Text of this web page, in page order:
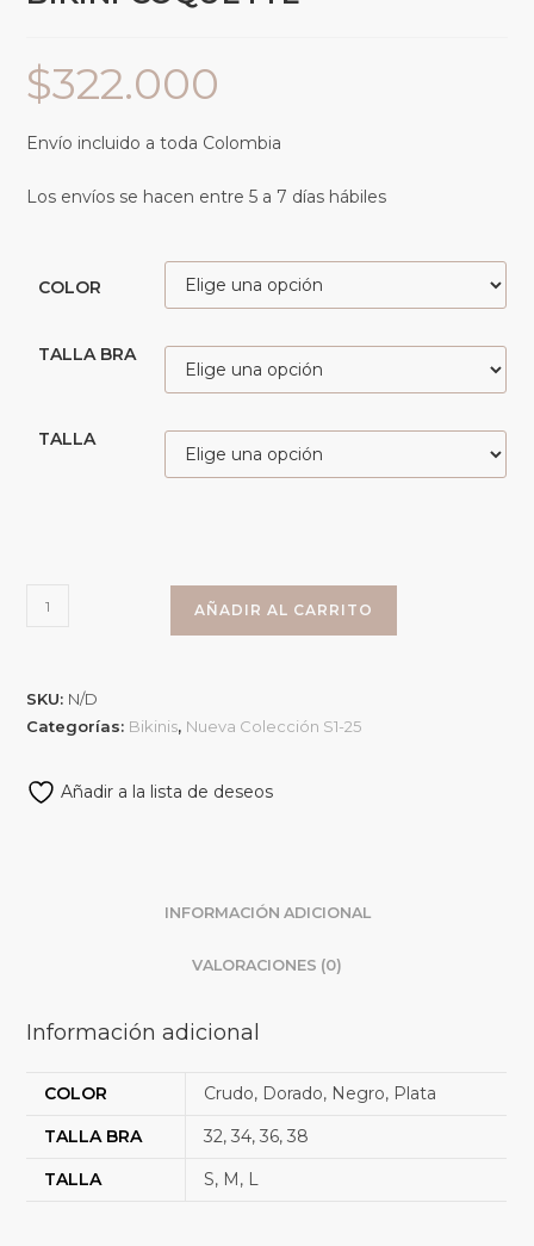
$322.000
Envío incluido a toda Colombia
Los envíos se hacen entre 5 a 7 días hábiles
COLOR
TALLA BRA
TALLA
AÑADIR AL CARRITO
SKU: N/D
Categorías: Bikinis, Nueva Colección S1-25
Añadir a la lista de deseos
INFORMACIÓN ADICIONAL
VALORACIONES (0)
Información adicional
COLOR
Crudo, Dorado, Negro, Plata
TALLA BRA
32, 34, 36, 38
TALLA
S, M, L